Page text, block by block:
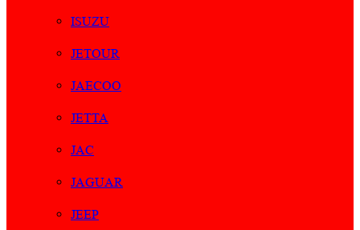
ISUZU
JETOUR
JAECOO
JETTA
JAC
JAGUAR
JEEP